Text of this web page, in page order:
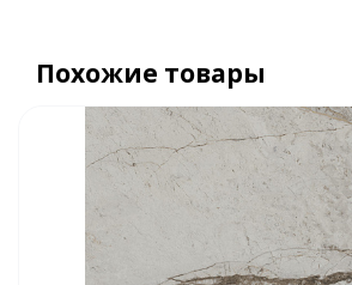
Похожие товары